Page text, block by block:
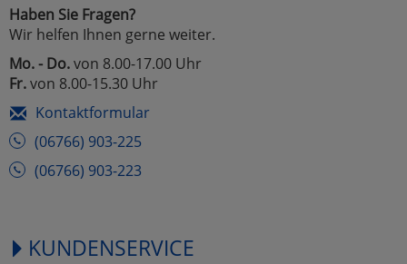
Haben Sie Fragen?
Wir helfen Ihnen gerne weiter.
Mo. - Do.von 8.00-17.00 Uhr
Fr.von 8.00-15.30 Uhr
Kontaktformular
(06766) 903-225
(06766) 903-223
KUNDENSERVICE